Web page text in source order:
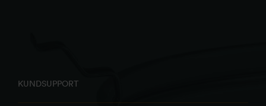
KUNDSUPPORT